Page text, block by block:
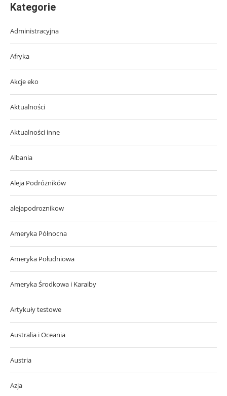
Kategorie
Administracyjna
Afryka
Akcje eko
Aktualności
Aktualności inne
Albania
Aleja Podróżników
alejapodroznikow
Ameryka Północna
Ameryka Południowa
Ameryka Środkowa i Karaiby
Artykuły testowe
Australia i Oceania
Austria
Azja